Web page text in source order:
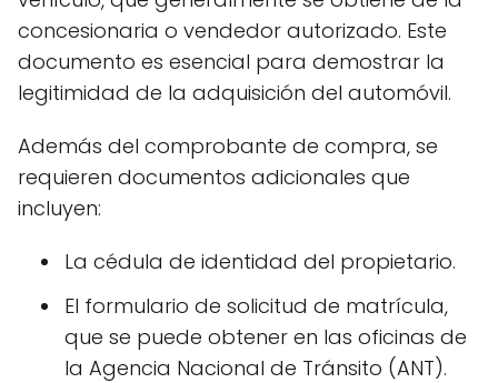
concesionaria o vendedor autorizado. Este
documento es esencial para demostrar la
legitimidad de la adquisición del automóvil.
Además del comprobante de compra, se
requieren documentos adicionales que
incluyen:
La cédula de identidad del propietario.
El formulario de solicitud de matrícula,
que se puede obtener en las oficinas de
la Agencia Nacional de Tránsito (ANT).